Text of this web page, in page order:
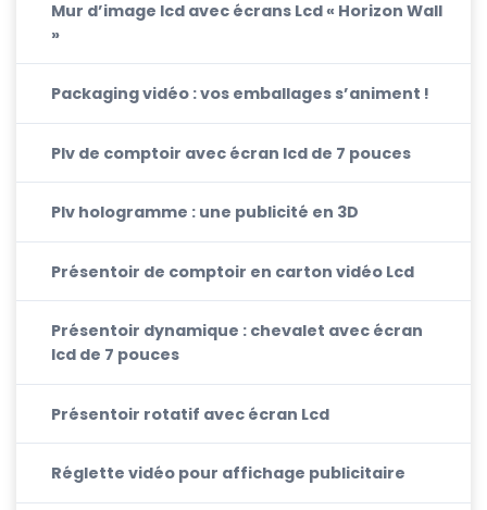
Mur d’image lcd avec écrans Lcd « Horizon Wall
»
Packaging vidéo : vos emballages s’animent !
Plv de comptoir avec écran lcd de 7 pouces
Plv hologramme : une publicité en 3D
Présentoir de comptoir en carton vidéo Lcd
Présentoir dynamique : chevalet avec écran
lcd de 7 pouces
Présentoir rotatif avec écran Lcd
Réglette vidéo pour affichage publicitaire